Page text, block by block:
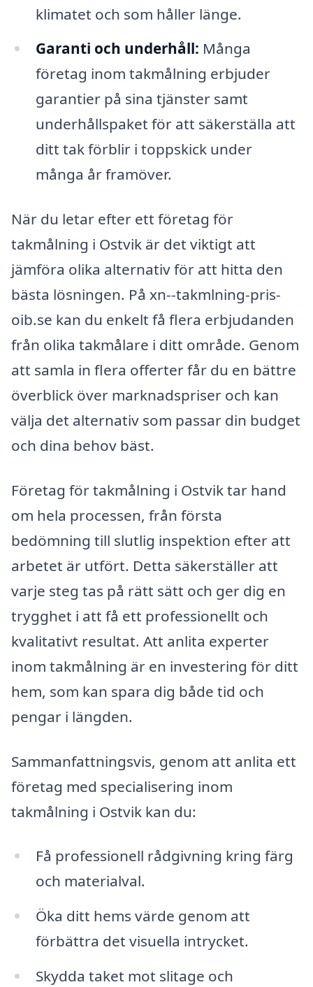
klimatet och som håller länge.
Garanti och underhåll: Många
företag inom takmålning erbjuder
garantier på sina tjänster samt
underhållspaket för att säkerställa att
ditt tak förblir i toppskick under
många år framöver.
När du letar efter ett företag för
takmålning i Ostvik är det viktigt att
jämföra olika alternativ för att hitta den
bästa lösningen. På xn--takmlning-pris-
oib.se kan du enkelt få flera erbjudanden
från olika takmålare i ditt område. Genom
att samla in flera offerter får du en bättre
överblick över marknadspriser och kan
välja det alternativ som passar din budget
och dina behov bäst.
Företag för takmålning i Ostvik tar hand
om hela processen, från första
bedömning till slutlig inspektion efter att
arbetet är utfört. Detta säkerställer att
varje steg tas på rätt sätt och ger dig en
trygghet i att få ett professionellt och
kvalitativt resultat. Att anlita experter
inom takmålning är en investering för ditt
hem, som kan spara dig både tid och
pengar i längden.
Sammanfattningsvis, genom att anlita ett
företag med specialisering inom
takmålning i Ostvik kan du:
Få professionell rådgivning kring färg
och materialval.
Öka ditt hems värde genom att
förbättra det visuella intrycket.
Skydda taket mot slitage och